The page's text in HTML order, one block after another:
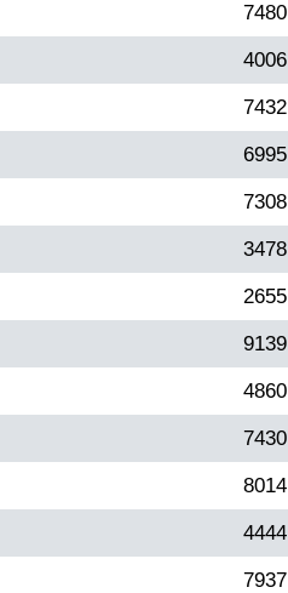
7480
4006
7432
6995
7308
3478
2655
9139
4860
7430
8014
4444
7937